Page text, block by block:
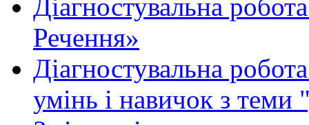
Діагностувальна
Речення»
Діагностувальна
умінь і навичок з теми